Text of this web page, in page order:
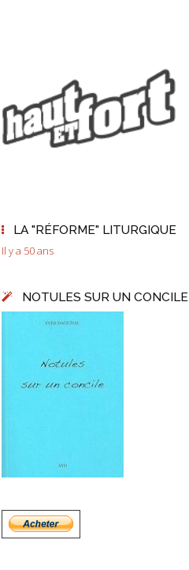
LA "RÉFORME" LITURGIQUE
Il y a 50 ans
NOTULES SUR UN CONCILE